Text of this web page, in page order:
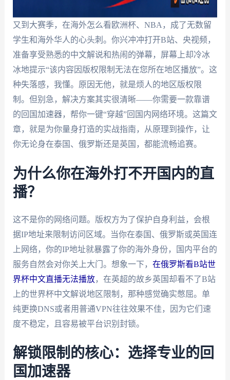
又到大赛季，在海外怎么看欧洲杯、NBA，成了无数留
学生和海外华人的心头刺。你兴冲冲打开B站、央视频，
准备享受熟悉的中文解说和热闹的弹幕，屏幕上却冷冰
冰地提示“该内容因版权限制无法在您所在地区播放”。这
种失落感，我懂。原因无他，就是烦人的地区版权限
制。但别急，解决方案其实很清晰——你需要一款靠谱
的回国加速器，帮你一键“穿越”回国内网络环境。这篇文
章，就是为你量身打造的实战指南，从原理到操作，让
你无论身在泰国、俄罗斯还是英国，都能流畅追赛。
为什么你在海外打不开国内的直
播？
这不是你的网络问题。版权方为了保护自身利益，会根
据IP地址来限制访问区域。当你在泰国、俄罗斯或英国连
上网络，你的IP地址就暴露了你的海外身份，国内平台的
服务自然会对你关上大门。想象一下， 在俄罗斯看B站世
界杯中文直播无法播放，在英超的故乡英国却看不了B站
上的世界杯中文解说地区限制，那种感觉确实憋屈。单
纯更换DNS或者用普通VPN往往效果不佳，因为它们速
度不稳定，且容易被平台识别封锁。
解锁限制的核心：选择专业的回
国加速器